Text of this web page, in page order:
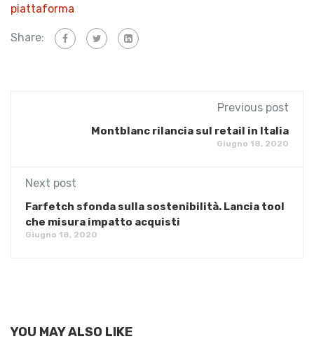
piattaforma
Share:
Previous post
Montblanc rilancia sul retail in Italia
Giugno 18, 2020
Next post
Farfetch sfonda sulla sostenibilità. Lancia tool
che misura impatto acquisti
Giugno 18, 2020
YOU MAY ALSO LIKE